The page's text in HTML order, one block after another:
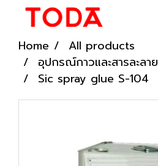
Home
All products
อุปกรณ์กาวและสารละลาย
Sic spray glue S-104